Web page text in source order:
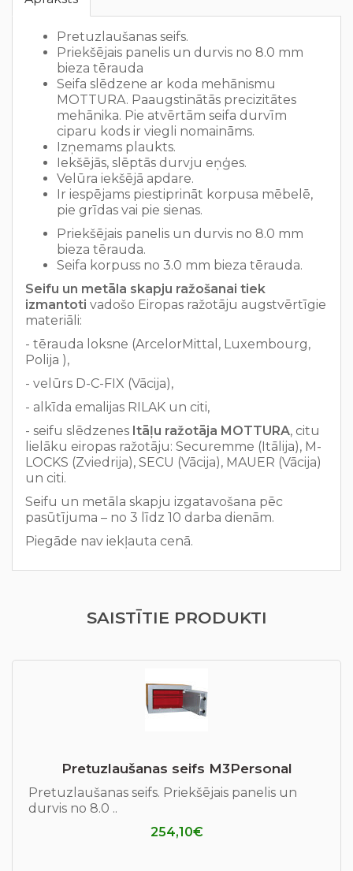
Pretuzlaušanas seifs.
Priekšējais panelis un durvis no 8.0 mm
bieza tērauda
Seifa slēdzene ar koda mehānismu
MOTTURA. Paaugstinātās precizitātes
mehānika. Pie atvērtām seifa durvīm
ciparu kods ir viegli nomaināms.
Izņemams plaukts.
Iekšējās, slēptās durvju eņģes.
Velūra iekšējā apdare.
Ir iespējams piestiprināt korpusa mēbelē,
pie grīdas vai pie sienas.
Priekšējais panelis un durvis no 8.0 mm
bieza tērauda.
Seifa korpuss no 3.0 mm bieza tērauda.
Seifu un metāla skapju ražošanai tiek
izmantoti vadošo Eiropas ražotāju augstvērtīgie
materiāli:
- tērauda loksne (ArcelorMittal, Luxembourg,
Polija ),
- velūrs D-C-FIX (Vācija),
- alkīda emalijas RILAK un citi,
- seifu slēdzenes Itāļu ražotāja MOTTURA, citu
lielāku eiropas ražotāju: Securemme (Itālija), M-
LOCKS (Zviedrija), SECU (Vācija), MAUER (Vācija)
un citi.
Seifu un metāla skapju izgatavošana pēc
pasūtījuma – no 3 līdz 10 darba dienām.
Piegāde nav iekļauta cenā.
SAISTĪTIE PRODUKTI
Pretuzlaušanas seifs М3Personal
Pretuzlaušanas seifs. Priekšējais panelis un
durvis no 8.0 ..
254,10€